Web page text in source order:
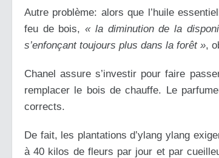
Autre problème: alors que l’huile
feu de bois,« la diminution de la
s’enfonçant toujours plus dans la forêt »,
Chanel assure s’investir pour faire
remplacer le bois de chauffe. Le
corrects.
De fait, les plantations d’ylang ylang
à 40 kilos de fleurs par jour et par